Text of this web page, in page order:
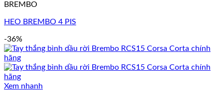
BREMBO
HEO BREMBO 4 PIS
-36%
Xem nhanh